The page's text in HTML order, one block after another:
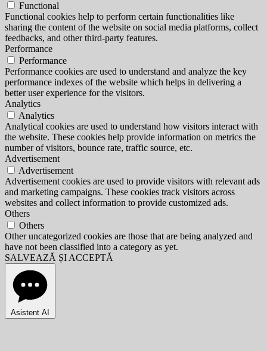
Functional
Functional cookies help to perform certain functionalities like
sharing the content of the website on social media platforms, collect
feedbacks, and other third-party features.
Performance
Performance
Performance cookies are used to understand and analyze the key
performance indexes of the website which helps in delivering a
better user experience for the visitors.
Analytics
Analytics
Analytical cookies are used to understand how visitors interact with
the website. These cookies help provide information on metrics the
number of visitors, bounce rate, traffic source, etc.
Advertisement
Advertisement
Advertisement cookies are used to provide visitors with relevant ads
and marketing campaigns. These cookies track visitors across
websites and collect information to provide customized ads.
Others
Others
Other uncategorized cookies are those that are being analyzed and
have not been classified into a category as yet.
SALVEAZĂ ȘI ACCEPTĂ
Asistent AI